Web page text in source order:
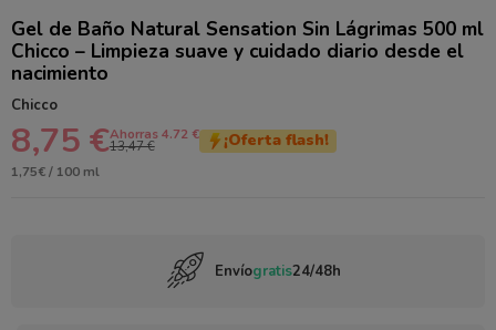
Gel de Baño Natural Sensation Sin Lágrimas 500 ml
Chicco – Limpieza suave y cuidado diario desde el
nacimiento
Chicco
8,75 €Ahorras 4.72 €
13,47 € ¡Oferta flash!
1,75€ / 100 ml
Envíogratis24/48h